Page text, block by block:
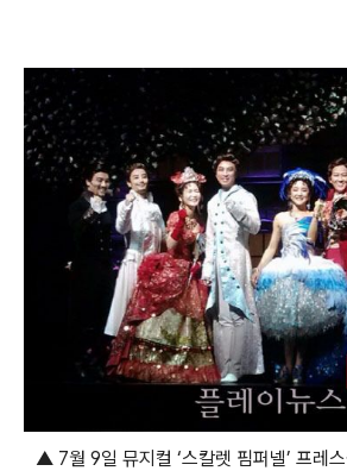
▲ 7월 9일 뮤지컬 ‘스칼렛 핌퍼넬’ 프레스